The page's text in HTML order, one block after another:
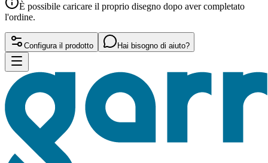
È possibile caricare il proprio disegno dopo aver completato
l'ordine.
Configura il prodotto Hai bisogno di aiuto?